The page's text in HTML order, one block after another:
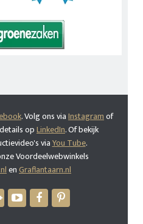
. Volg ons viaInstagramof
opLinkedIn. Of bekijk
viaYou Tube.
Voordeelwebwinkels
enGraflantaarn.nl